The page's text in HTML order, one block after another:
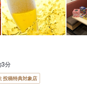
3分
投稿特典対象店